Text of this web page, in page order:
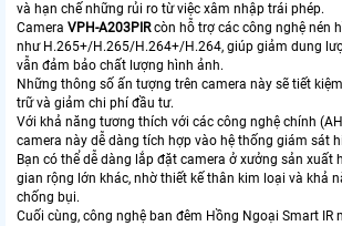
và hạn chế những rủi ro từ việc xâm nhập trái phép.
Camera VPH-A203PIRcòn hỗ trợ các công nghệ nén
như H.265+/H.265/H.264+/H.264, giúp giảm dung
vẫn đảm bảo chất lượng hình ảnh.
Những thông số ấn tượng trên camera này sẽ tiết
trữ và giảm chi phí đầu tư.
Với khả năng tương thích với các công nghệ chính
camera này dễ dàng tích hợp vào hệ thống giám sát
Bạn có thể dễ dàng lắp đặt camera ở xưởng sản xuất
gian rộng lớn khác, nhờ thiết kế thân kim loại và khả
chống bụi.
Cuối cùng, công nghệ ban đêm Hồng Ngoại Smart IR